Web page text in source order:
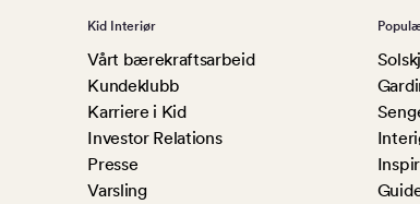
Kid Interiør
Vårt bærekraftsarbeid
Kundeklubb
Karriere i Kid
Investor Relations
Presse
Varsling